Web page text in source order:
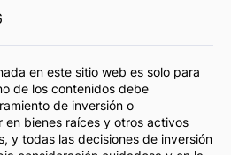
en este sitio web es solo para
de los contenidos debe
de inversión o
en bienes raíces y otros activos
y todas las decisiones de inversión